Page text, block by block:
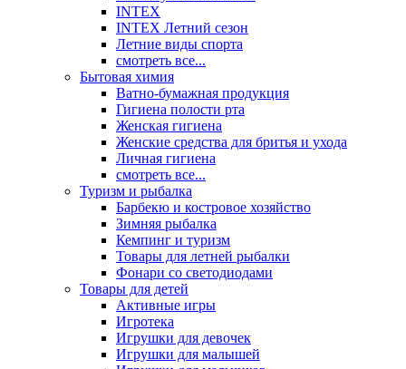
INTEX
INTEX Летний сезон
Летние виды спорта
смотреть все...
Бытовая химия
Ватно-бумажная продукция
Гигиена полости рта
Женская гигиена
Женские средства для бритья и ухода
Личная гигиена
смотреть все...
Туризм и рыбалка
Барбекю и костровое хозяйство
Зимняя рыбалка
Кемпинг и туризм
Товары для летней рыбалки
Фонари со светодиодами
Товары для детей
Активные игры
Игротека
Игрушки для девочек
Игрушки для малышей